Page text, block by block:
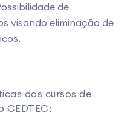
de
visando eliminação de
dos cursos de
CEDTEC: